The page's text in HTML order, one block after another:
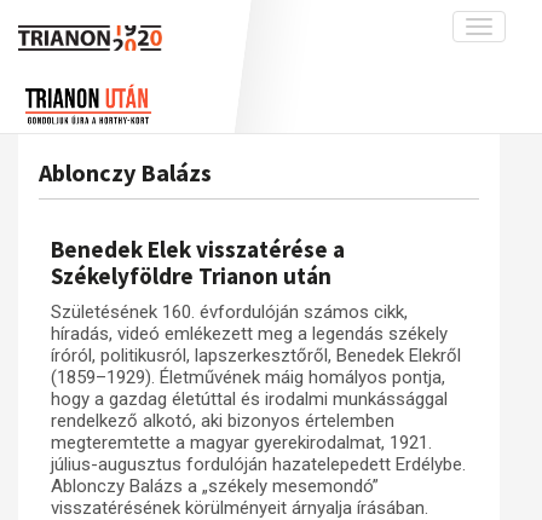
Toggle
interpretációk
A békerendszer megszilárdulása
Galéria
Adatbázis
Emlékművek (feltöltés alatt)
Menekültek
Visszhang
Publikációk
Kapcsolat
Trianon-kommentár
Dokumentumok
Ablonczy Balázs
Benedek Elek visszatérése a
Székelyföldre Trianon után
Születésének 160. évfordulóján számos cikk,
híradás, videó emlékezett meg a legendás székely
íróról, politikusról, lapszerkesztőről, Benedek Elekről
(1859–1929). Életművének máig homályos pontja,
hogy a gazdag életúttal és irodalmi munkássággal
rendelkező alkotó, aki bizonyos értelemben
megteremtette a magyar gyerekirodalmat, 1921.
július-augusztus fordulóján hazatelepedett Erdélybe.
Ablonczy Balázs a „székely mesemondó”
visszatérésének körülményeit árnyalja írásában.